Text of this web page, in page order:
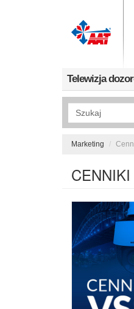
Telewizja
Wyszukiwanie
Marketing
CENNIKI